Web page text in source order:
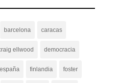
barcelona caracas
ellwood democracia
españa finlandia foster